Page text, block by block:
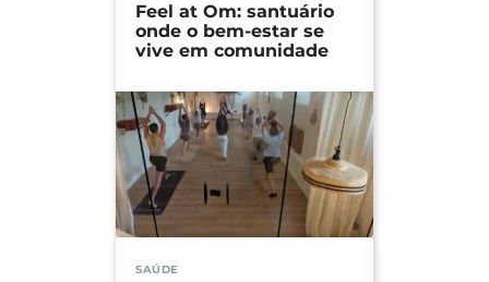
Feel at Om: santuário
onde o bem-estar se
vive em comunidade
SAÚDE